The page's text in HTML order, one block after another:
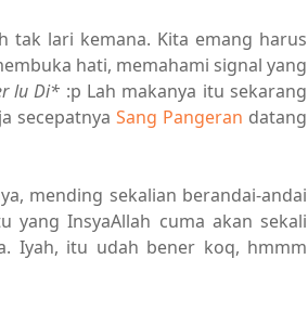
tak lari kemana. Kita emang harus
hati, memahami signal yang
lu Di* :p Lah makanya itu sekarang
secepatnya Sang Pangeran datang
mending sekalian berandai-andai
yang InsyaAllah cuma akan sekali
Iyah, itu udah bener koq, hmmm